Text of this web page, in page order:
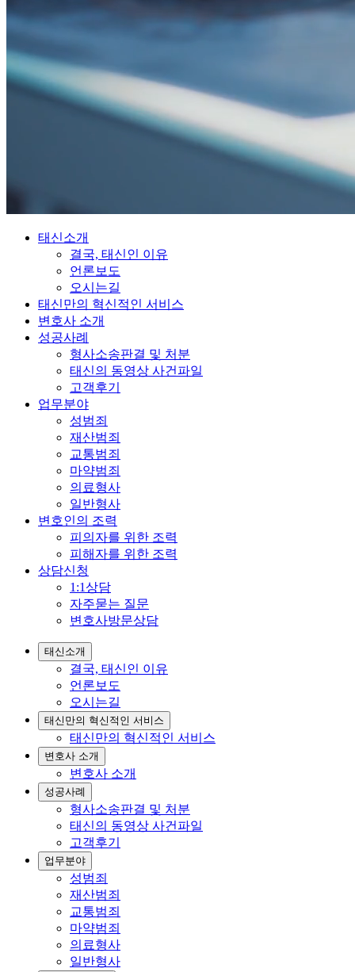
태신소개
결국, 태신인 이유
언론보도
오시는길
태신만의 혁신적인 서비스
변호사 소개
성공사례
형사소송판결 및 처분
태신의 동영상 사건파일
고객후기
업무분야
성범죄
재산범죄
교통범죄
마약범죄
의료형사
일반형사
변호인의 조력
피의자를 위한 조력
피해자를 위한 조력
상담신청
1:1상담
자주묻는 질문
변호사방문상담
태신소개
결국, 태신인 이유
언론보도
오시는길
태신만의 혁신적인 서비스
태신만의 혁신적인 서비스
변호사 소개
변호사 소개
성공사례
형사소송판결 및 처분
태신의 동영상 사건파일
고객후기
업무분야
성범죄
재산범죄
교통범죄
마약범죄
의료형사
일반형사